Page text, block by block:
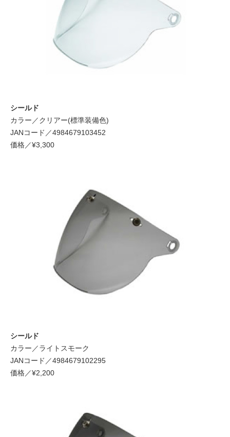
シールド
カラー／クリアー(標準装備色)
JANコード／4984679103452
価格／¥3,300
シールド
カラー／ライトスモーク
JANコード／4984679102295
価格／¥2,200